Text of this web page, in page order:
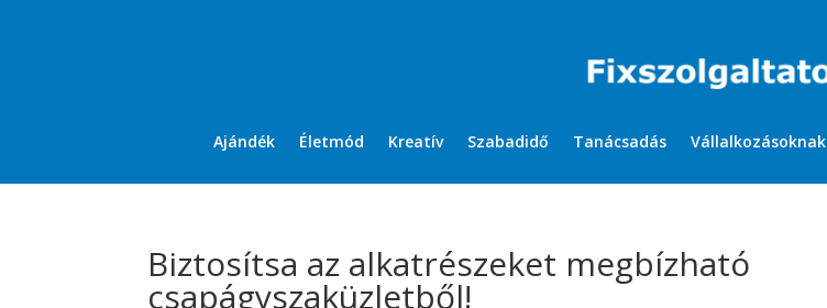
Ajándék Életmód Kreatív Szabadidő Tanácsadás Vállalkozásoknak
Biztosítsa az alkatrészeket megbízható
csapágyszaküzletből!